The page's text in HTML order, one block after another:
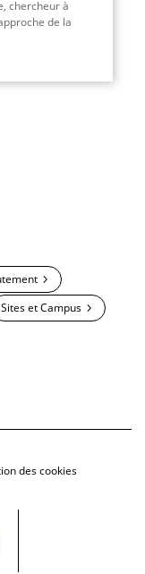
chercheur à
de la
Sites et Campus
des cookies